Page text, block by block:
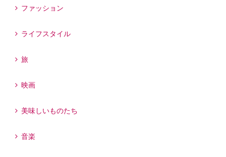
ファッション
ライフスタイル
旅
映画
美味しいものたち
音楽